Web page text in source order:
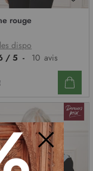
rouge
dispo
/ 5 - 10 avis
Fermer